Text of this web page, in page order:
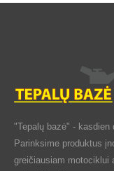
"Tepalų bazė" -
Parinksime produktus
greičiausiam motociklui